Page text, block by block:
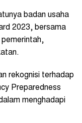
badan usaha
2023, bersama
pemerintah,
rekognisi terhadap
Preparedness
menghadapi